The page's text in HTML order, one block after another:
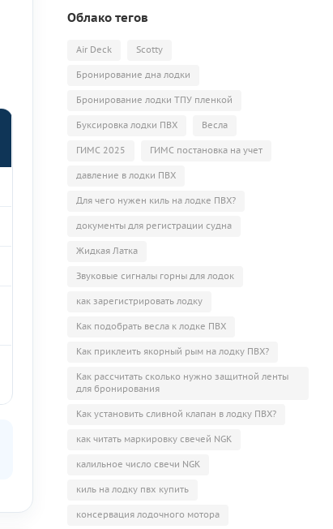
Облако тегов
Air Deck Scotty
Бронирование дна лодки
Бронирование лодки ТПУ пленкой
Буксировка лодки ПВХ Весла
ГИМС 2025 ГИМС постановка на учет
давление в лодки ПВХ
Для чего нужен киль на лодке ПВХ?
документы для регистрации судна
Жидкая Латка
Звуковые сигналы горны для лодок
как зарегистрировать лодку
Как подобрать весла к лодке ПВХ
Как приклеить якорный рым на лодку ПВХ?
Как рассчитать сколько нужно защитной ленты
для бронирования
Как установить сливной клапан в лодку ПВХ?
как читать маркировку свечей NGK
калильное число свечи NGK
киль на лодку пвх купить
консервация лодочного мотора